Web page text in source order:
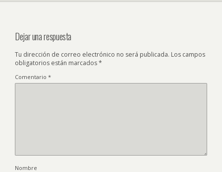
Dejar una respuesta
Tu dirección de correo electrónico no será publicada. Los campos
obligatorios están marcados*
Comentario *
Nombre